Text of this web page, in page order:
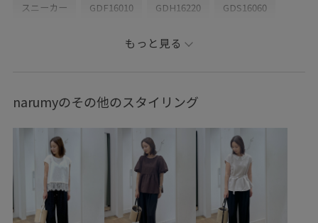
スニーカー GDF16010 GDH16220 GDS16060
26SS10
26SSRPボトム 26SSデニムpick_up
こなれ感 さっと羽織れる さりげないアクセント
なめらか カジュアル
カラーバリエーション豊富 キャンバス キラキラ
もっと見る
narumyのその他のスタイリング